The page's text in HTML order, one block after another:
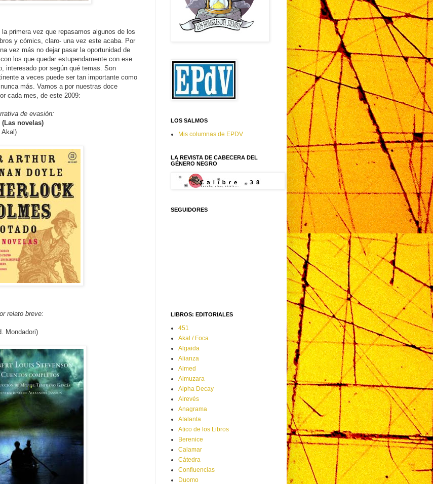
primera vez que repasamos algunos de los
y cómics, claro- una vez este acaba. Por
vez más no dejar pasar la oportunidad de
los que quedar estupendamente con ese
interesado por según qué temas. Son
a veces puede ser tan importante como
más. Vamos a por nuestras doce
cada mes, de este 2009:
de evasión:
novelas)
Akal)
relato breve:
Mondadori)
LOS SALMOS
Mis columnas de EPDV
LA REVISTA DE CABECERA DEL
GÉNERO NEGRO
SEGUIDORES
LIBROS: EDITORIALES
451
Akal / Foca
Algaida
Alianza
Almed
Almuzara
Alpha Decay
Alrevés
Anagrama
Atalanta
Atico de los Libros
Berenice
Calamar
Cátedra
Confluencias
Duomo